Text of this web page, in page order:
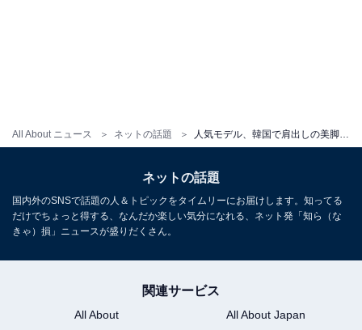
All About ニュース ネットの話題
ネットの話題
国内外のSNSで話題の人＆トピックをタイムリーにお届けします。知ってる
だけでちょっと得する、なんだか楽しい気分になれる、ネット発「知ら（な
きゃ）損」ニュースが盛りだくさん。
関連サービス
All About
All About Japan